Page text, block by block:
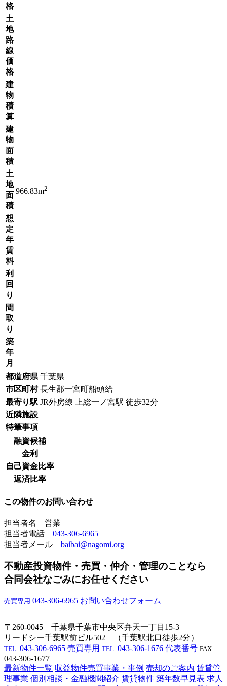
格
土
地
路
線
価
格
建
物
積
算
建
物
面
積
土
地
面
積
966.83m2
想
定
年
賃
料
利
回
り
間
取
り
築
年
月
都道府県 千葉県
市区町村 長生郡一宮町船頭給
最寄り駅 JR外房線 上総一ノ宮駅 徒歩32分
近隣施設
特筆事項
融資候補
金利
自己資金比率
返済比率
この物件のお問い合わせ
担当者名 営業
担当者電話 043-306-6965
担当者メール baibai@nagomi.org
不動産投資物件・売買・仲介・管理のことなら
合同会社なごみにお任せください
売買専用 043-306-6965 お問い合わせフォーム
〒260-0045 千葉県千葉市中央区弁天一丁目15-3
リードシー千葉駅前ビル502 （千葉駅北口徒歩2分）
TEL. 043-306-6965 売買専用 TEL. 043-306-1676 代表番号 FAX.
043-306-1677
最新物件一覧 収益物件売買事業・事例 売却のご案内 賃貸管
理事業 個別相談・金融機関紹介 賃貸物件 築年数早見表 求人